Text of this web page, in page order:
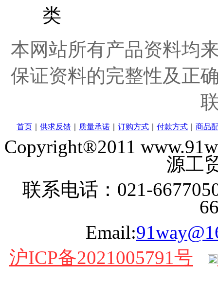
本网站所有产品资料均
保证资料的完整性及正
首页 供求反馈 质量承诺 订购方式 付款方式 商品
Copyright®2011
源工
联系电话：021-
Email:
沪ICP备2021005791号